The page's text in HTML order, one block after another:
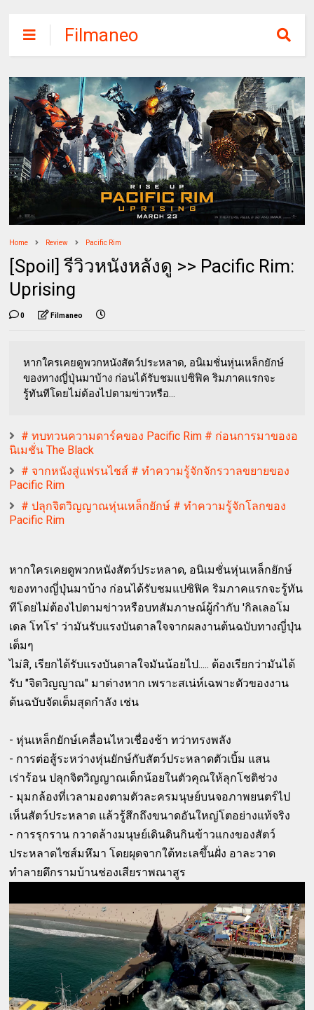
Filmaneo
Home Review Pacific Rim
[Spoil] รีวิวหนังหลังดู >> Pacific Rim:
Uprising
0 Filmaneo
หากใครเคยดูพวกหนังสัตว์ประหลาด, อนิเมชั่นหุ่นเหล็กยักษ์
ของทางญี่ปุ่นมาบ้าง ก่อนได้รับชมแปซิฟิค ริมภาคแรกจะ
รู้ทันทีโดยไม่ต้องไปตามข่าวหรือ...
# ทบทวนความดาร์คของ Pacific Rim # ก่อนการมาของอ
นิเมชั่น The Black
# จากหนังสู่แฟรนไชส์ # ทำความรู้จักจักรวาลขยายของ
Pacific Rim
# ปลุกจิตวิญญาณหุ่นเหล็กยักษ์ # ทำความรู้จักโลกของ
Pacific Rim
หากใครเคยดูพวกหนังสัตว์ประหลาด, อนิเมชั่นหุ่นเหล็กยักษ์
ของทางญี่ปุ่นมาบ้าง ก่อนได้รับชมแปซิฟิค ริมภาคแรกจะรู้ทัน
ทีโดยไม่ต้องไปตามข่าวหรือบทสัมภาษณ์ผู้กำกับ 'กิลเลอโม
เดล โทโร' ว่ามันรับแรงบันดาลใจจากผลงานต้นฉบับทางญี่ปุ่น
เต็มๆ
ไม่สิ, เรียกได้รับแรงบันดาลใจมันน้อยไป..... ต้องเรียกว่ามันได้
รับ "จิตวิญญาณ" มาต่างหาก เพราะสเน่ห์เฉพาะตัวของงาน
ต้นฉบับจัดเต็มสุดกำลัง เช่น
- หุ่นเหล็กยักษ์เคลื่อนไหวเชื่องช้า ทว่าทรงพลัง
- การต่อสู้ระหว่างหุ่นยักษ์กับสัตว์ประหลาดตัวเบิ้ม แสน
เร่าร้อน ปลุกจิตวิญญาณเด็กน้อยในตัวคุณให้ลุกโชติช่วง
- มุมกล้องที่เวลามองตามตัวละครมนุษย์บนจอภาพยนตร์ไป
เห็นสัตว์ประหลาด แล้วรู้สึกถึงขนาดอันใหญ่โตอย่างแท้จริง
- การรุกราน กวาดล้างมนุษย์เดินดินกินข้าวแกงของสัตว์
ประหลาดไซส์มหึมา โดยผุดจากใต้ทะเลขึ้นฝั่ง อาละวาด
ทำลายตึกรามบ้านช่องเสียราพณาสูร